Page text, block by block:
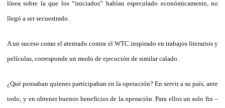
línea sobre la que los “iniciados” habían especulado económicamente, no
llegó a ser secuestrado.
A un suceso como el atentado contra el WTC inspirado en trabajos literarios y
películas, corresponde un modo de ejecución de similar calado.
¿Qué pensaban quienes participaban en la operación? En servir a su país, ante
todo; y en obtener buenos beneficios de la operación. Para ellos un solo fin –